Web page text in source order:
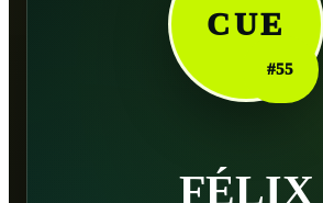
CUE
#55
FÉLIX